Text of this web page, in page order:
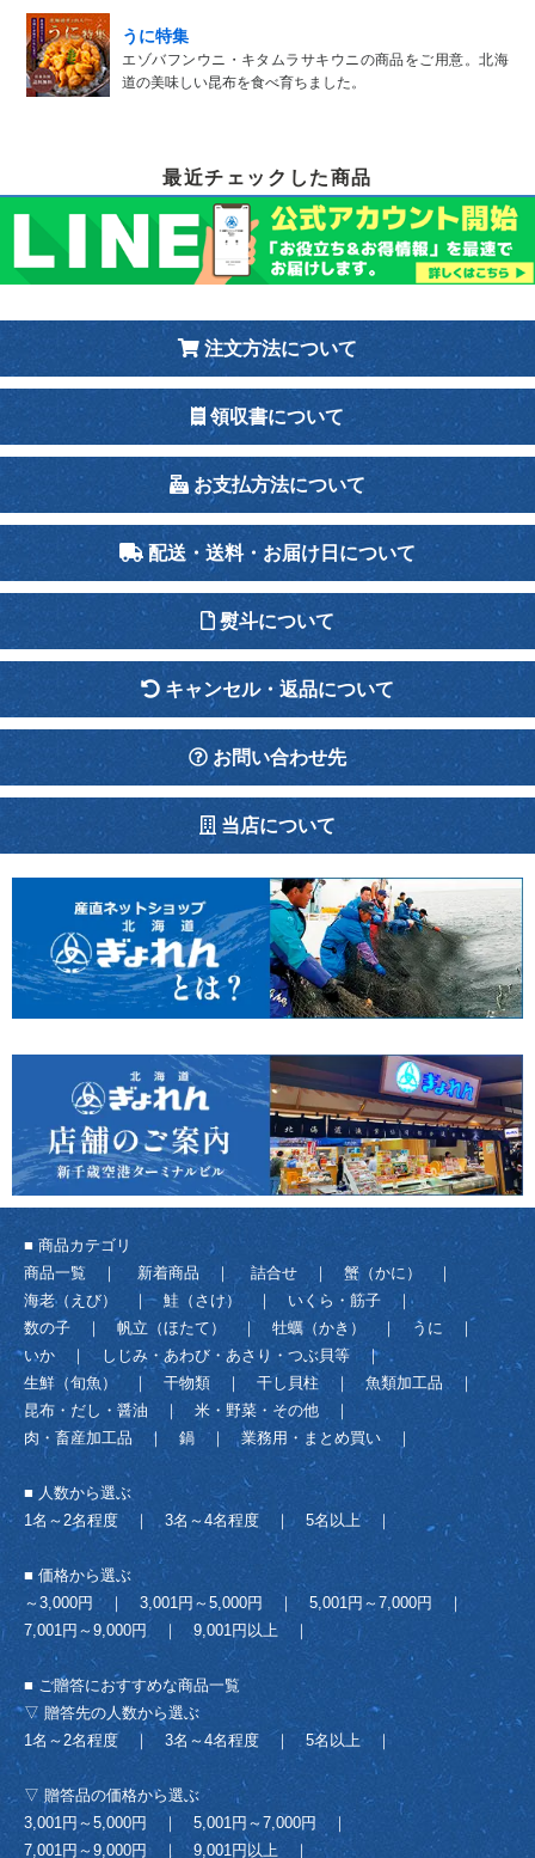
うに特集
エゾバフンウニ・キタムラサキウニの商品をご用意。北海
道の美味しい昆布を食べ育ちました。
最近チェックした商品
注文方法について
領収書について
お支払方法について
配送・送料・お届け日について
熨斗について
キャンセル・返品について
お問い合わせ先
当店について
■ 商品カテゴリ
商品一覧 ｜ 新着商品 ｜ 詰合せ ｜ 蟹（かに）
｜
海老（えび）
｜ 鮭（さけ） ｜ いくら・筋子 ｜
数の子 ｜ 帆立（ほたて） ｜ 牡蠣（かき） ｜ うに ｜
いか ｜ しじみ・あわび・あさり・つぶ貝等 ｜
生鮮（旬魚） ｜ 干物類 ｜ 干し貝柱｜魚類加工品 ｜
昆布・だし・醤油 ｜ 米・野菜・その他 ｜
肉・畜産加工品 ｜ 鍋 ｜業務用・まとめ買い ｜
■ 人数から選ぶ
1名～2名程度 ｜ 3名～4名程度 ｜ 5名以上 ｜
■ 価格から選ぶ
～3,000円 ｜ 3,001円～5,000円 ｜ 5,001円～7,000円
｜
7,001円～9,000円
｜9,001円以上 ｜
■ ご贈答におすすめな商品一覧
▽ 贈答先の人数から選ぶ
1名～2名程度 ｜ 3名～4名程度 ｜ 5名以上｜
▽ 贈答品の価格から選ぶ
3,001円～5,000円
｜ 5,001円～7,000円 ｜
7,001円～9,000円 ｜ 9,001円以上 ｜